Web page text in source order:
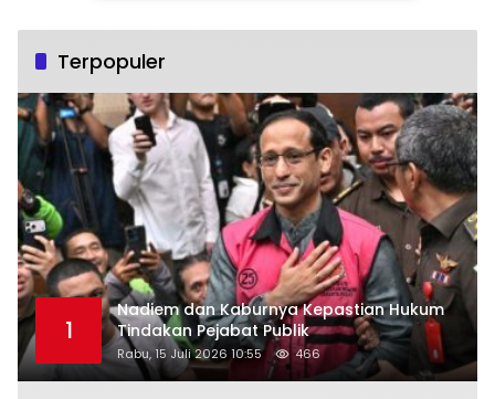
Terpopuler
1
Nadiem dan Kaburnya Kepastian Hukum
Tindakan Pejabat Publik
Rabu, 15 Juli 2026 10:55 466